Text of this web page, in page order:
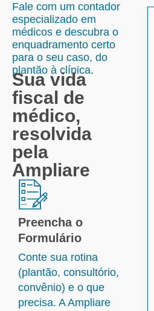
Fale com um contador
especializado em
médicos e descubra o
enquadramento certo
para o seu caso, do
plantão à clínica.
Sua vida
fiscal de
médico,
resolvida
pela
Ampliare
Preencha o
Formulário
Conte sua rotina
(plantão, consultório,
convênio) e o que
precisa. A Ampliare